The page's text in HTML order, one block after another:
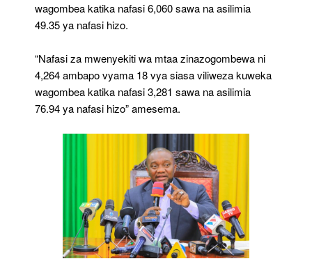
wagombea katika nafasi 6,060 sawa na asilimia
49.35 ya nafasi hizo.
“Nafasi za mwenyekiti wa mtaa zinazogombewa ni
4,264 ambapo vyama 18 vya siasa viliweza kuweka
wagombea katika nafasi 3,281 sawa na asilimia
76.94 ya nafasi hizo” amesema.